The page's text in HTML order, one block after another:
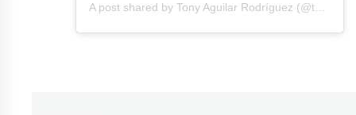
A post shared by Tony Aguilar Rodríguez (@tonyaguilarofi) on